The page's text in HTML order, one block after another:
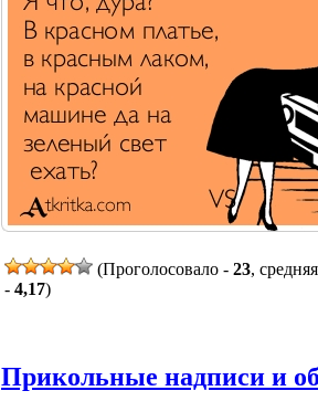
(Проголосовало - 23,
- 4,17)
Прикольные надписи и